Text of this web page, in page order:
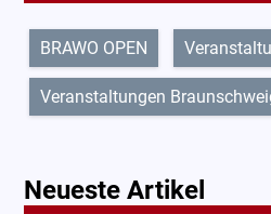
BRAWO OPEN
Veranstaltungen
Neueste Artikel